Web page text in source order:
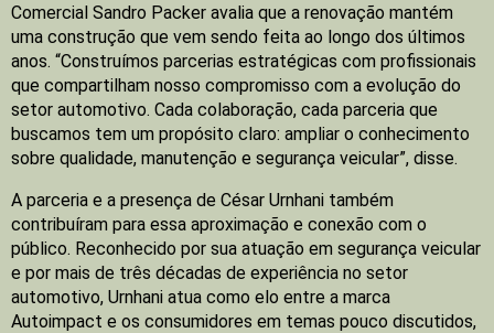
Comercial Sandro Packer avalia que a renovação mantém
uma construção que vem sendo feita ao longo dos últimos
anos. “Construímos parcerias estratégicas com profissionais
que compartilham nosso compromisso com a evolução do
setor automotivo. Cada colaboração, cada parceria que
buscamos tem um propósito claro: ampliar o conhecimento
sobre qualidade, manutenção e segurança veicular”, disse.
A parceria e a presença de César Urnhani também
contribuíram para essa aproximação e conexão com o
público. Reconhecido por sua atuação em segurança veicular
e por mais de três décadas de experiência no setor
automotivo, Urnhani atua como elo entre a marca
Autoimpact e os consumidores em temas pouco discutidos,